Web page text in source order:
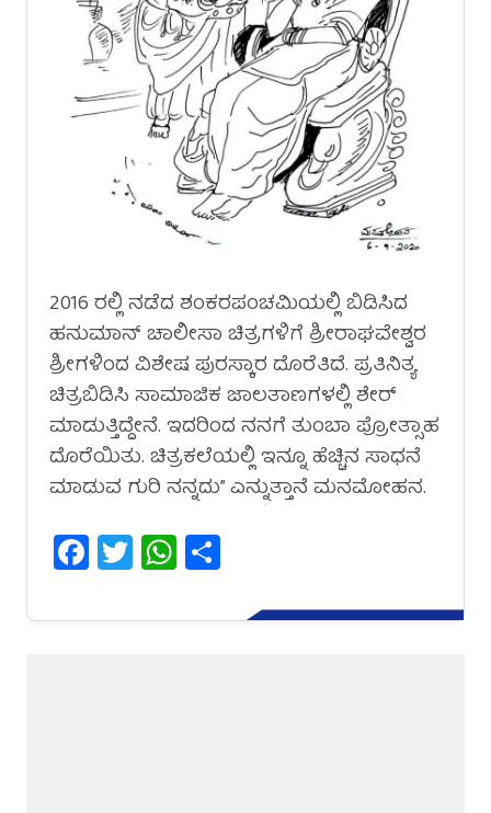
2016 ರಲ್ಲಿ ನಡೆದ ಶಂಕರಪಂಚಮಿಯಲ್ಲಿ ಬಿಡಿಸಿದ
ಹನುಮಾನ್ ಚಾಲೀಸಾ ಚಿತ್ರಗಳಿಗೆ ಶ್ರೀರಾಘವೇಶ್ವರ
ಶ್ರೀಗಳಿಂದ ವಿಶೇಷ ಪುರಸ್ಕಾರ ದೊರೆತಿದೆ. ಪ್ರತಿನಿತ್ಯ
ಚಿತ್ರಬಿಡಿಸಿ ಸಾಮಾಜಿಕ ಜಾಲತಾಣಗಳಲ್ಲಿ ಶೇರ್
ಮಾಡುತ್ತಿದ್ದೇನೆ. ಇದರಿಂದ ನನಗೆ ತುಂಬಾ ಪ್ರೋತ್ಸಾಹ
ದೊರೆಯಿತು. ಚಿತ್ರಕಲೆಯಲ್ಲಿ ಇನ್ನೂ ಹೆಚ್ಚಿನ ಸಾಧನೆ
ಮಾಡುವ ಗುರಿ ನನ್ನದು” ಎನ್ನುತ್ತಾನೆ ಮನಮೋಹನ.
Facebook
TwitterWhatsApp